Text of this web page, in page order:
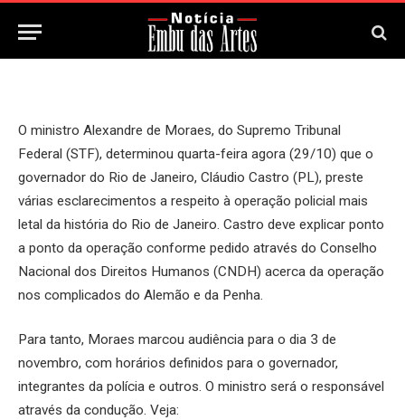
29 de Outubro, 2025 Updated: 29 de Outubro, 2025
O ministro Alexandre de Moraes, do Supremo Tribunal
Federal (STF), determinou quarta-feira agora (29/10) que o
governador do Rio de Janeiro, Cláudio Castro (PL), preste
várias esclarecimentos a respeito à operação policial mais
letal da história do Rio de Janeiro. Castro deve explicar ponto
a ponto da operação conforme pedido através do Conselho
Nacional dos Direitos Humanos (CNDH) acerca da operação
nos complicados do Alemão e da Penha.
Para tanto, Moraes marcou audiência para o dia 3 de
novembro, com horários definidos para o governador,
integrantes da polícia e outros. O ministro será o responsável
através da condução. Veja: